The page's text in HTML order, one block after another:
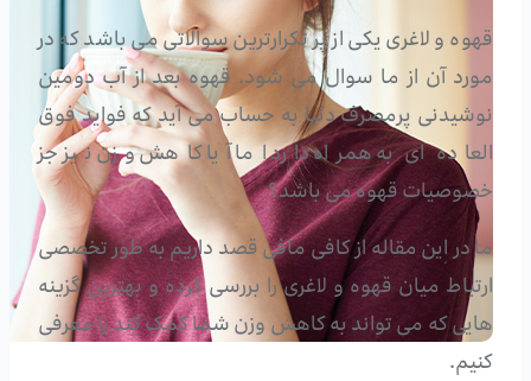
قهوه و لاغری یکی از پر تکرارترین سوالاتی می باشد که در
مورد آن از ما سوال می شود. قهوه بعد از آب دومین
نوشیدنی پرمصرف دنیا به حساب می آید که فواید فوق
العاده ای به همراه دارد اما آیا کاهش وزن نیز جز
خصوصیات قهوه می باشد؟
ما در این مقاله از کافی مافی قصد داریم به طور تخصصی
ارتباط میان قهوه و لاغری را بررسی کرده و بهترین گزینه
هایی که می تواند به کاهش وزن شما کمک کند را معرفی
کنیم.